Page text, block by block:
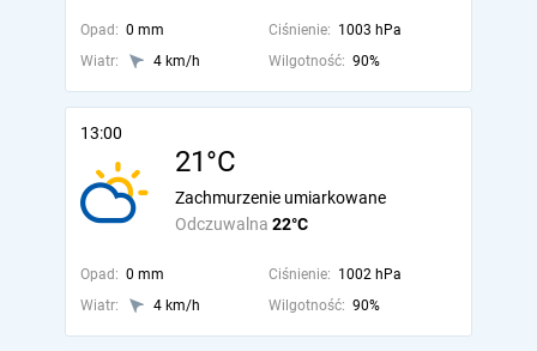
Opad: 0 mm Ciśnienie: 1003 hPa
Wiatr:
4 km/h Wilgotność: 90%
13:00
21°C
Odczuwalna 22°C
Zachmurzenie umiarkowane
Opad: 0 mm Ciśnienie: 1002 hPa
Wiatr:
4 km/h Wilgotność: 90%